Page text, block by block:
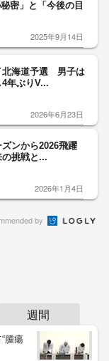
秘密」と「今後の目
2025年9月14日
北海道予選 男子は
年ぶりV...
2026年6月23日
ンから2026飛躍
挑戦と...
2026年1月4日
by
週間
腫瘍